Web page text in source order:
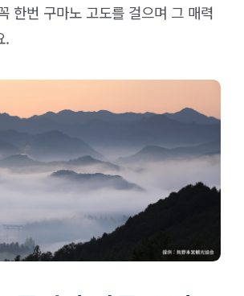
한번 구마노 고도를 걸으며 그 매력
.